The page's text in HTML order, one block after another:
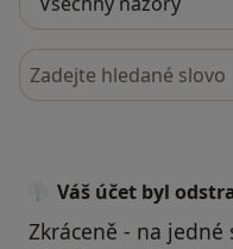
Hledejte v názorech
Váš účet byl
Zkráceně - na